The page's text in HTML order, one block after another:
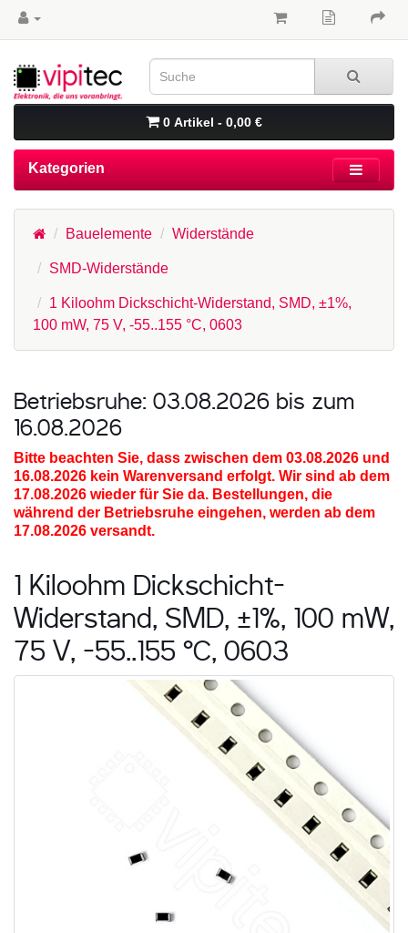
0 Artikel - 0,00 €
Kategorien
Bauelemente Widerstände
SMD-Widerstände
1 Kiloohm Dickschicht-Widerstand, SMD, ±1%,
100 mW, 75 V, -55..155 °C, 0603
Betriebsruhe: 03.08.2026 bis zum
16.08.2026
Bitte beachten Sie, dass zwischen dem 03.08.2026 und
16.08.2026 kein Warenversand erfolgt. Wir sind ab dem
17.08.2026 wieder für Sie da. Bestellungen, die
während der Betriebsruhe eingehen, werden ab dem
17.08.2026 versandt.
1 Kiloohm Dickschicht-
Widerstand, SMD, ±1%, 100 mW,
75 V, -55..155 °C, 0603